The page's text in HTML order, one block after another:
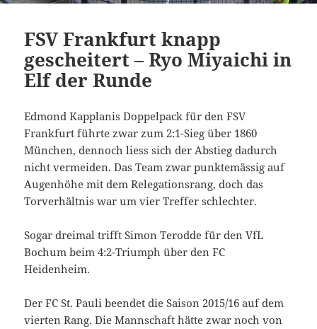
FSV Frankfurt knapp
gescheitert – Ryo Miyaichi in
Elf der Runde
Edmond Kapplanis Doppelpack für den FSV
Frankfurt führte zwar zum 2:1-Sieg über 1860
München, dennoch liess sich der Abstieg dadurch
nicht vermeiden. Das Team zwar punktemässig auf
Augenhöhe mit dem Relegationsrang, doch das
Torverhältnis war um vier Treffer schlechter.
Sogar dreimal trifft Simon Terodde für den VfL
Bochum beim 4:2-Triumph über den FC
Heidenheim.
Der FC St. Pauli beendet die Saison 2015/16 auf dem
vierten Rang. Die Mannschaft hätte zwar noch von